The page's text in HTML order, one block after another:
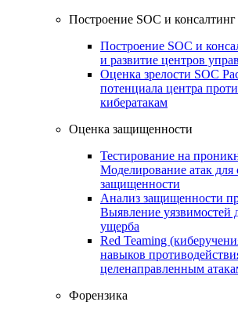
Построение SOC и консалтинг
Построение SOC и
и развитие центров
Оценка зрелости SOC
потенциала центра
кибератакам
Оценка защищенности
Тестирование на
Моделирование атак для
защищенности
Анализ защищенности
Выявление уязвимостей
ущерба
Red Teaming
навыков
целенаправленным
Форензика